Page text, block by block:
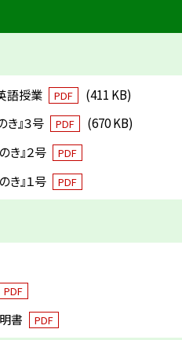
語授業 PDF
(411 KB)
』３号
PDF
(670 KB)
』２号
PDF
』１号 PDF
PDF
書 PDF